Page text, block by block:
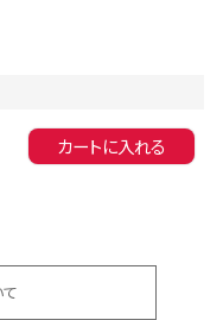
カートに入れる